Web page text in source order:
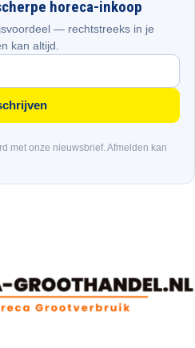
horeca-inkoop
— rechtstreeks in je
kan altijd.
met onze nieuwsbrief. Afmelden kan